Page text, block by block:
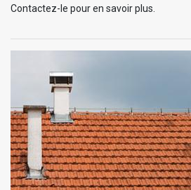
Contactez-le pour en savoir plus.